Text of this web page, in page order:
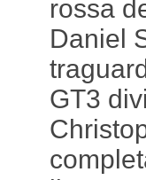
rossa
Daniel
GT3